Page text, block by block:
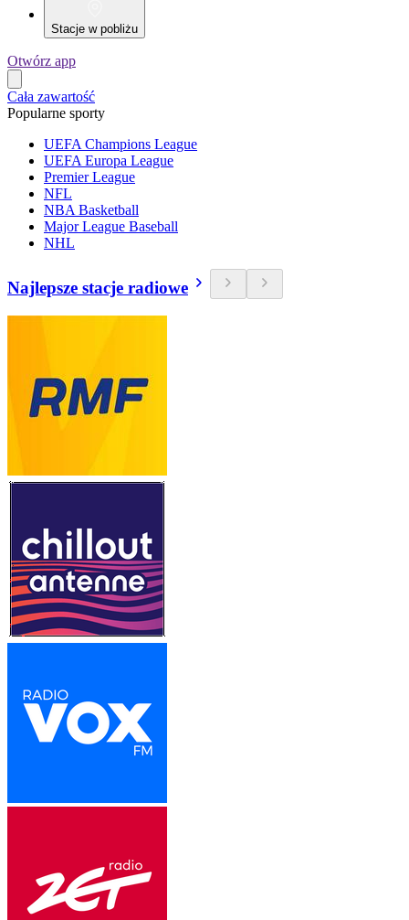
Stacje w pobliżu
Otwórz app
Cała zawartość
Popularne sporty
UEFA Champions League
UEFA Europa League
Premier League
NFL
NBA Basketball
Major League Baseball
NHL
Najlepsze stacje radiowe